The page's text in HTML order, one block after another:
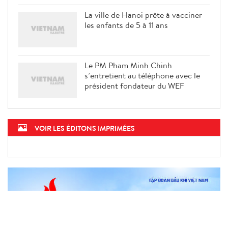
La ville de Hanoi prête à vacciner
les enfants de 5 à 11 ans
Le PM Pham Minh Chinh
s’entretient au téléphone avec le
président fondateur du WEF
VOIR LES ÉDITONS IMPRIMÉES